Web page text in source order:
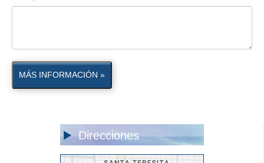
MÁS INFORMACIÓN »
Direcciones